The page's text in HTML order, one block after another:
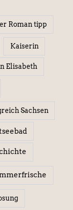
Roman tipp
Kaiserin
Elisabeth
Sachsen